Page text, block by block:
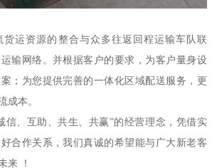
货运资源的整合与众多往返回程运输车队联
输网络。并根据客户的要求，为客户量身设
；为您提供完善的一体化区域配送服务，更
成本。
信、互助、共生、共赢”的经营理念，凭借实
合作关系，我们真诚的希望能与广大新老客
来 ！